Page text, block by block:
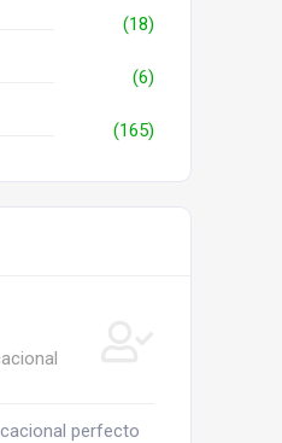
(18)
(6)
(165)
perfecto